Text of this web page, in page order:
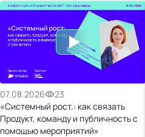
07.08.2026
23
«Системный рост.: как связать
Продукт, команду и публичность с
помощью мероприятий»